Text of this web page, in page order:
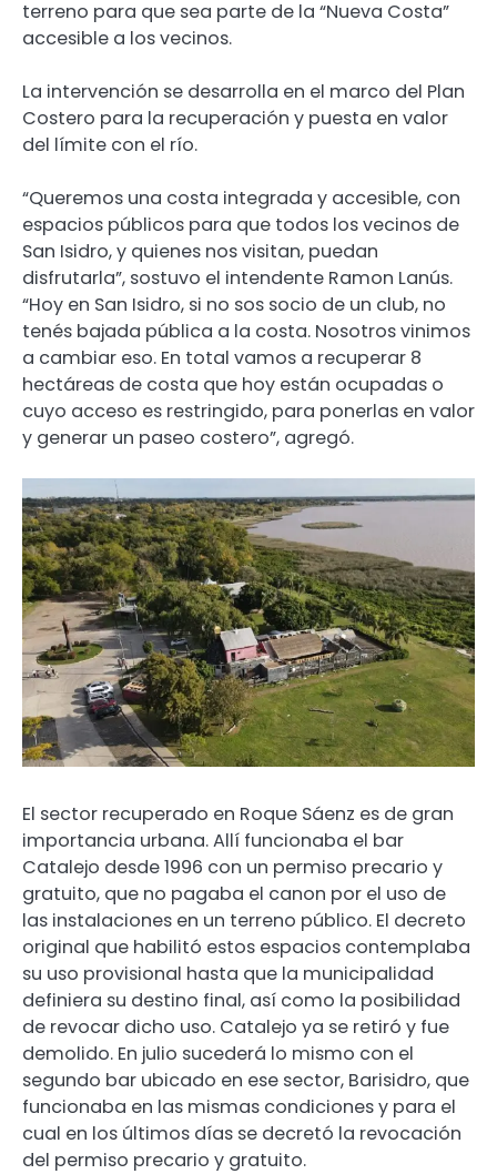
terreno para que sea parte de la “Nueva Costa”
accesible a los vecinos.
La intervención se desarrolla en el marco del Plan
Costero para la recuperación y puesta en valor
del límite con el río.
“Queremos una costa integrada y accesible, con
espacios públicos para que todos los vecinos de
San Isidro, y quienes nos visitan, puedan
disfrutarla”, sostuvo el intendente Ramon Lanús.
“Hoy en San Isidro, si no sos socio de un club, no
tenés bajada pública a la costa. Nosotros vinimos
a cambiar eso. En total vamos a recuperar 8
hectáreas de costa que hoy están ocupadas o
cuyo acceso es restringido, para ponerlas en valor
y generar un paseo costero”, agregó.
El sector recuperado en Roque Sáenz es de gran
importancia urbana. Allí funcionaba el bar
Catalejo desde 1996 con un permiso precario y
gratuito, que no pagaba el canon por el uso de
las instalaciones en un terreno público. El decreto
original que habilitó estos espacios contemplaba
su uso provisional hasta que la municipalidad
definiera su destino final, así como la posibilidad
de revocar dicho uso. Catalejo ya se retiró y fue
demolido. En julio sucederá lo mismo con el
segundo bar ubicado en ese sector, Barisidro, que
funcionaba en las mismas condiciones y para el
cual en los últimos días se decretó la revocación
del permiso precario y gratuito.